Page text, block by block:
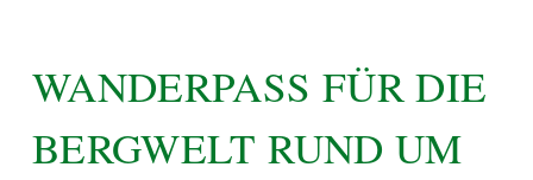
WANDERPASS FÜR DIE
BERGWELT RUND UM